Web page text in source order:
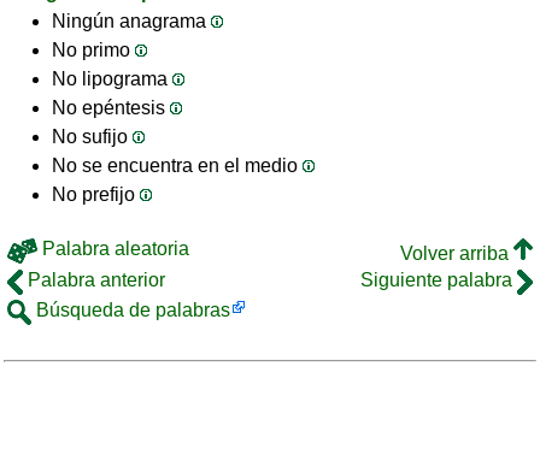
Ningún anagrama
No primo
No lipograma
No epéntesis
No sufijo
No se encuentra en el medio
No prefijo
Palabra aleatoria
Volver arriba
Palabra anterior
Siguiente palabra
Búsqueda de palabras